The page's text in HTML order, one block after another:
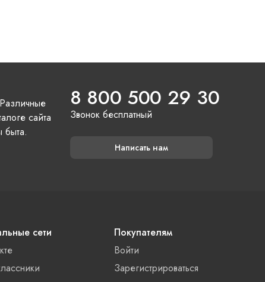
сайта
быта.
8 800 500 29 30
Звонок бесплатный
Написать нам
сети
Покупателям
Войти
Зарегистрироваться